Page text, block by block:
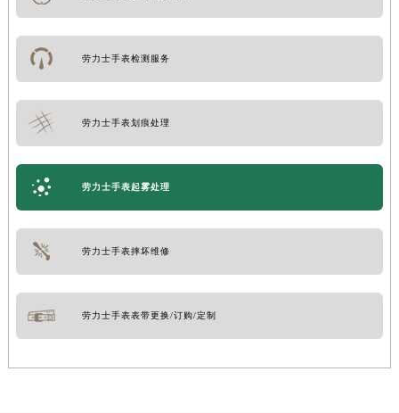
劳力士手表检测服务
劳力士手表划痕处理
劳力士手表起雾处理
劳力士手表摔坏维修
劳力士手表表带更换/订购/定制